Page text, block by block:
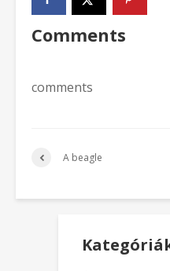
Comments
comments
A beagle